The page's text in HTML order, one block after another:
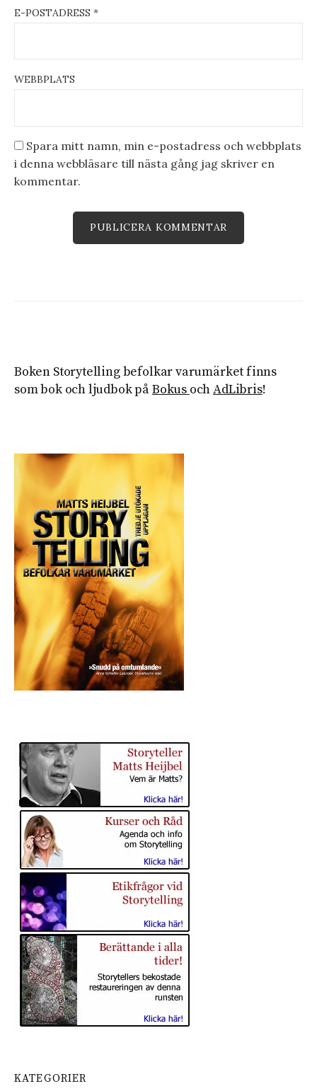
E-POSTADRESS *
WEBBPLATS
Spara mitt namn, min e-postadress och webbplats
i denna webbläsare till nästa gång jag skriver en
kommentar.
Boken Storytelling befolkar varumärket finns
som bok och ljudbok påBokus ochAdLibris!
KATEGORIER